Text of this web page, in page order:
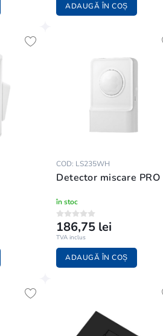
ADAUGĂ ÎN COȘ
COD: LS235WH
Detector miscare PRO
în stoc
186,75 lei
TVA inclus
ADAUGĂ ÎN COȘ